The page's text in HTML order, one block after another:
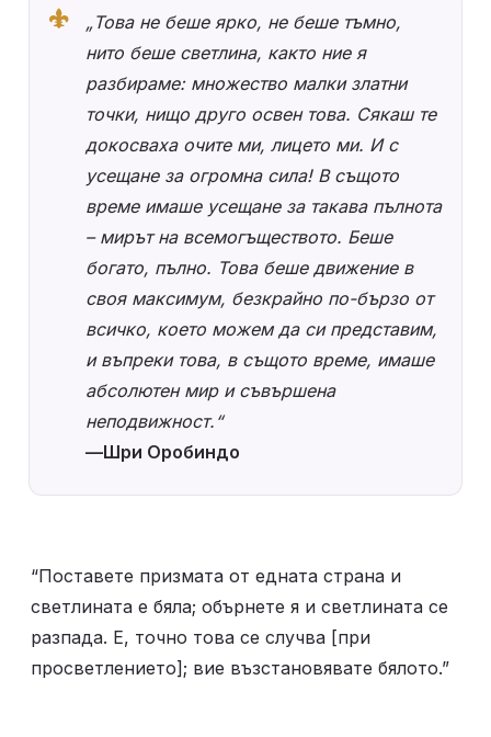
„Това не беше ярко, не беше тъмно,
нито беше светлина, както ние я
разбираме: множество малки златни
точки, нищо друго освен това. Сякаш те
докосваха очите ми, лицето ми. И с
усещане за огромна сила! В същото
време имаше усещане за такава пълнота
– мирът на всемогъществото. Беше
богато, пълно. Това беше движение в
своя максимум, безкрайно по-бързо от
всичко, което можем да си представим,
и въпреки това, в същото време, имаше
абсолютен мир и съвършена
неподвижност.“
—Шри Оробиндо
“Поставете призмата от едната страна и
светлината е бяла; обърнете я и светлината се
разпада. Е, точно това се случва [при
просветлението]; вие възстановявате бялото.”